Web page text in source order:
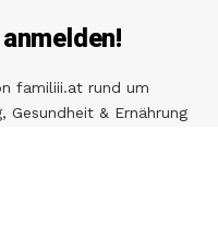
familiii.at rund um
Gesundheit & Ernährung